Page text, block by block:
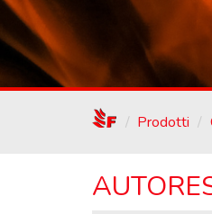
/ Prodotti